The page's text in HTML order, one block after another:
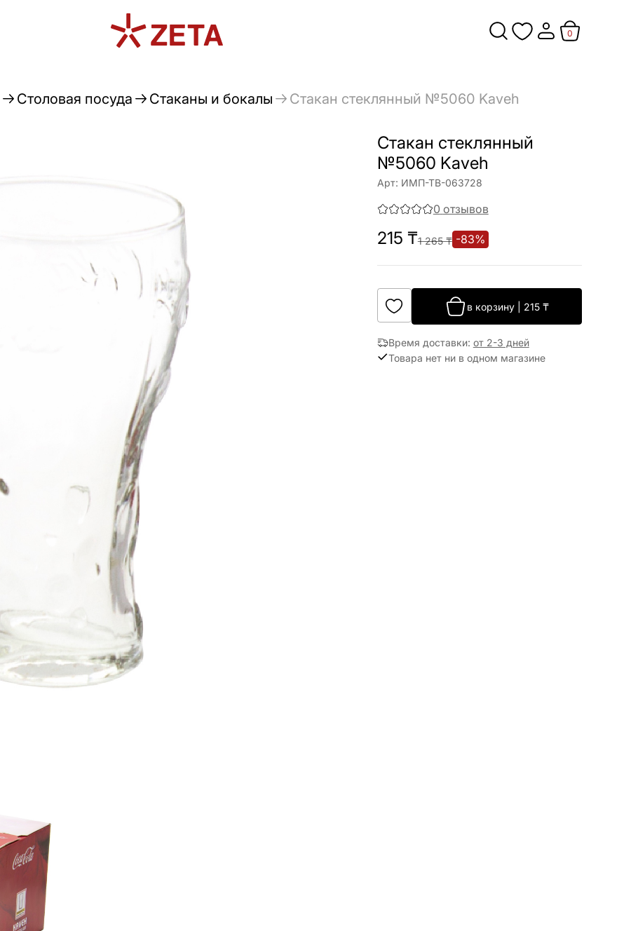
0
Столовая посуда Стаканы и бокалы Стакан стеклянный №5060 Kaveh
Стакан стеклянный
№5060 Kaveh
Арт: ИМП-ТВ-063728
0 отзывов
215 ₸1 265₸ -83%
в корзину| 215₸
Время доставки: от 2-3 дней
Товара нет ни в одном магазине